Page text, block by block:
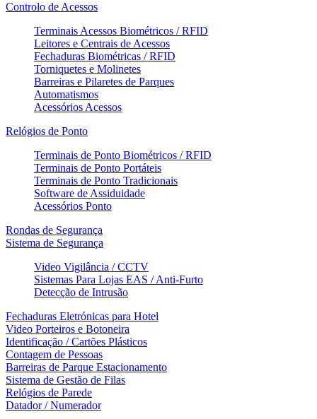
Controlo de Acessos
Terminais Acessos Biométricos / RFID
Leitores e Centrais de Acessos
Fechaduras Biométricas / RFID
Torniquetes e Molinetes
Barreiras e Pilaretes de Parques
Automatismos
Acessórios Acessos
Relógios de Ponto
Terminais de Ponto Biométricos / RFID
Terminais de Ponto Portáteis
Terminais de Ponto Tradicionais
Software de Assiduidade
Acessórios Ponto
Rondas de Segurança
Sistema de Segurança
Video Vigilância / CCTV
Sistemas Para Lojas EAS / Anti-Furto
Detecção de Intrusão
Fechaduras Eletrónicas para Hotel
Video Porteiros e Botoneira
Identificação / Cartões Plásticos
Contagem de Pessoas
Barreiras de Parque Estacionamento
Sistema de Gestão de Filas
Relógios de Parede
Datador / Numerador